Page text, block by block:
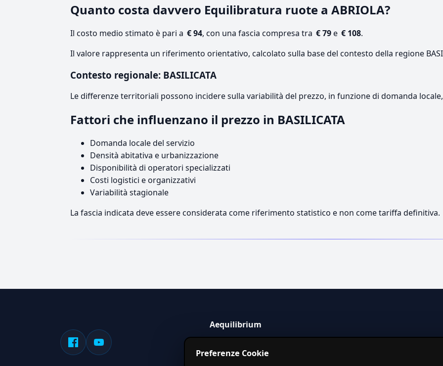
Quanto costa davvero Equilibratura ruote a ABRIOLA?
Il costo medio stimato è pari a € 94, con una fascia compresa tra € 79e € 108.
Il valore rappresenta un riferimento orientativo, calcolato sulla base del contesto della regione
Contesto regionale: BASILICATA
Le differenze territoriali possono incidere sulla variabilità del prezzo, in funzione di domanda
Fattori che influenzano il prezzo in BASILICATA
Domanda locale del servizio
Densità abitativa e urbanizzazione
Disponibilità di operatori specializzati
Costi logistici e organizzativi
Variabilità stagionale
La fascia indicata deve essere considerata come riferimento statistico e non come tariffa definitiva.
Aequilibrium
servizi in Italia.
Preferenze Cookie